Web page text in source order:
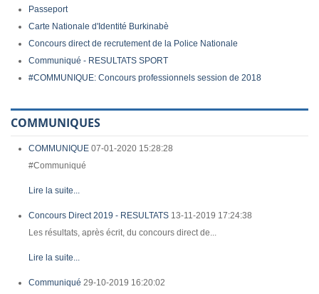
Passeport
Carte Nationale d'Identité Burkinabè
Concours direct de recrutement de la Police Nationale
Communiqué - RESULTATS SPORT
#COMMUNIQUE: Concours professionnels session de 2018
COMMUNIQUES
COMMUNIQUE 07-01-2020 15:28:28
#Communiqué
Lire la suite...
Concours Direct 2019 - RESULTATS 13-11-2019 17:24:38
Les résultats, après écrit, du concours direct de...
Lire la suite...
Communiqué 29-10-2019 16:20:02